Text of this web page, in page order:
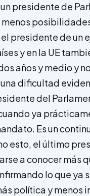
presidente de
presidente de un
y en la UE
años y medio y
dificultad
del
ya
Es un
esto, el último
a conocer más
lo que ya
política y menos